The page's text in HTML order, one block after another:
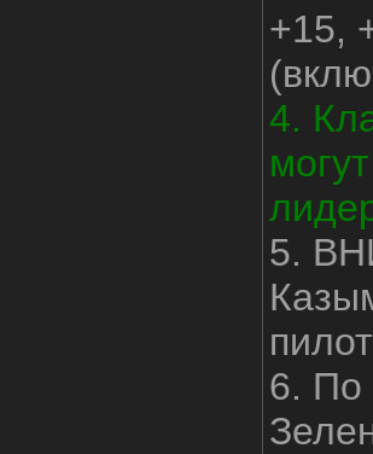
+15,
4.
5.
6. По